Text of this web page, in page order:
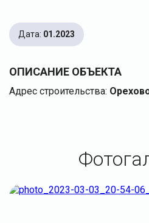
Дата: 01.2023
ОПИСАНИЕ ОБЪЕКТА
Адрес строительства: